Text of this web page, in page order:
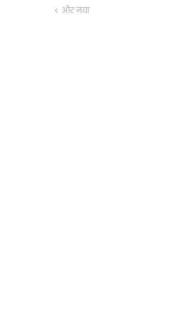
और नया